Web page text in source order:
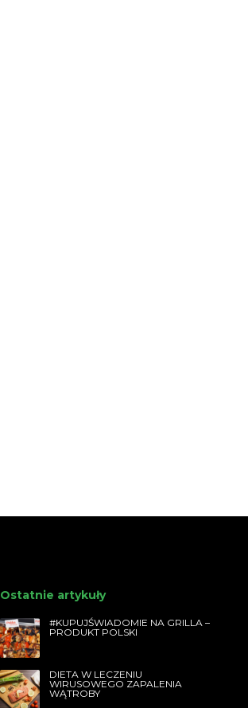
Ostatnie artykuły
#KUPUJŚWIADOMIE NA GRILLA –
PRODUKT POLSKI
DIETA W LECZENIU
WIRUSOWEGO ZAPALENIA
WĄTROBY